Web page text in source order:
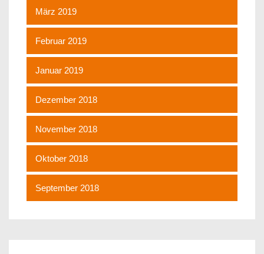
März 2019
Februar 2019
Januar 2019
Dezember 2018
November 2018
Oktober 2018
September 2018